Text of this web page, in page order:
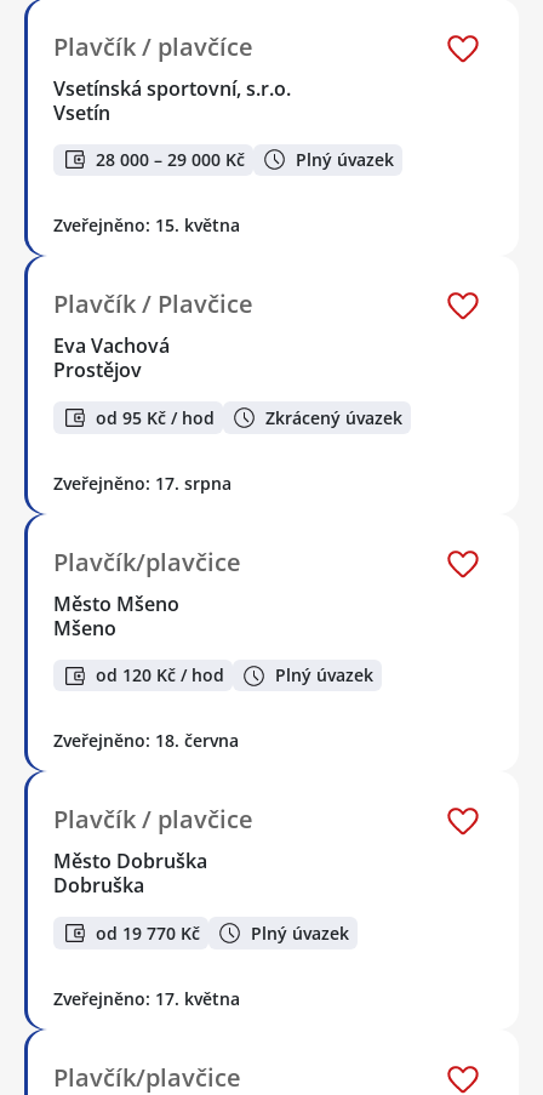
Plavčík / plavčíce
Vsetínská sportovní, s.r.o.
Vsetín
28 000 – 29 000 Kč Plný úvazek
Zveřejněno: 15. května
Plavčík / Plavčice
Eva Vachová
Prostějov
od 95 Kč / hod Zkrácený úvazek
Zveřejněno: 17. srpna
Plavčík/plavčice
Město Mšeno
Mšeno
od 120 Kč / hod Plný úvazek
Zveřejněno: 18. června
Plavčík / plavčice
Město Dobruška
Dobruška
od 19 770 Kč Plný úvazek
Zveřejněno: 17. května
Plavčík/plavčice